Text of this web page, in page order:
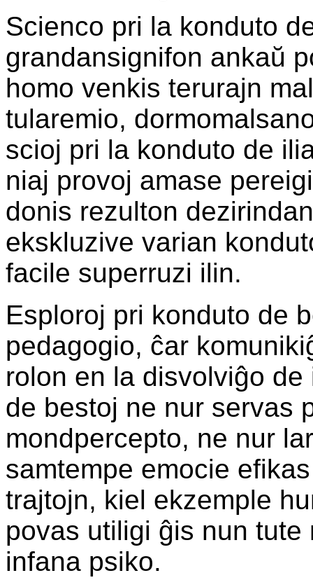
Scienco pri la konduto
grandansignifon ankaŭ
homo venkis terurajn
tularemio,
scioj pri la konduto de
niaj provoj amase
donis rezulton
ekskluzive varian
facile superruzi ilin.
Esploroj pri konduto de
pedagogio, ĉar
rolon en la disvolviĝo
de bestoj ne nur servas
mondpercepto, ne nur
samtempe emocie
trajtojn, kiel ekzemple
povas utiligi ĝis nun
infana psiko.